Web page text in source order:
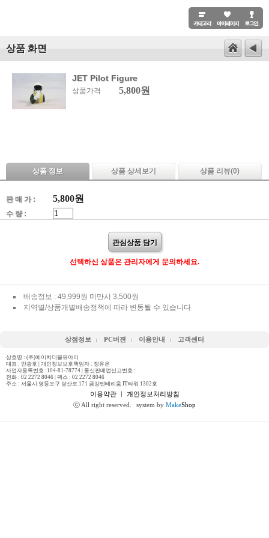
상품 화면
JET Pilot Figure
상품가격 5,800원
상품 정보 상품 상세보기 상품 리뷰(0)
판 매 가 : 5,800원
수 량 :
관심상품 담기
선택하신 상품은 관리자에게 문의하세요.
배송정보 : 49,999원 미만시 3,500원
지역별/상품개별배송정책에 따라 변동될 수 있습니다
상점정보 PC버젼 이용안내 고객센터
상호명 : (주)에이치더블유아이
대표 : 안광호 | 개인정보보호책임자 : 정유은
사업자등록번호 :104-81-78774 | 통신판매업신고번호 :
전화 : 02 2272 8046 | 팩스 : 02 2272 8046
주소 : 서울시 영등포구 당산로 171 금강펜테리움 IT타워 1302호
이용약관ㅣ 개인정보처리방침
ⓒ All right reserved.
system by MakeShop